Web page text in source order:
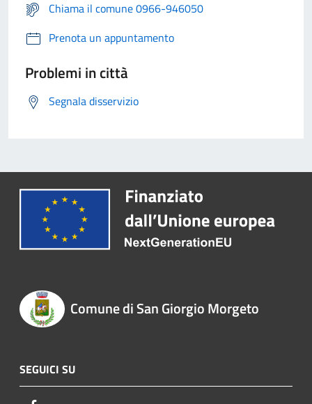
Chiama il comune 0966-946050
Prenota un appuntamento
Problemi in città
Segnala disservizio
Comune di San Giorgio Morgeto
SEGUICI SU